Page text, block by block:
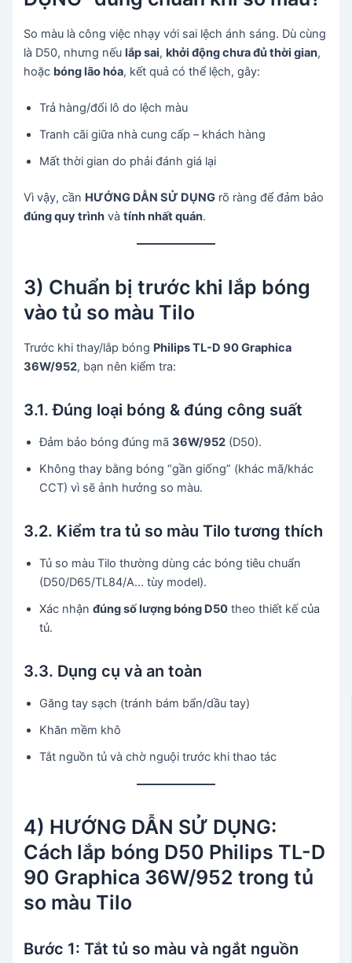
So màu là công việc nhạy với sai lệch ánh sáng. Dù cùng
là D50, nhưng nếu lắp sai, khởi động chưa đủ thời gian,
hoặc bóng lão hóa, kết quả có thể lệch, gây:
Trả hàng/đổi lô do lệch màu
Tranh cãi giữa nhà cung cấp – khách hàng
Mất thời gian do phải đánh giá lại
Vì vậy, cần HƯỚNG DẪN SỬ DỤNG rõ ràng để đảm bảo
đúng quy trình vàtính nhất quán.
3) Chuẩn bị trước khi lắp bóng
vào tủ so màu Tilo
Trước khi thay/lắp bóng Philips TL-D 90 Graphica
36W/952, bạn nên kiểm tra:
3.1. Đúng loại bóng & đúng công suất
Đảm bảo bóng đúng mã36W/952 (D50).
Không thay bằng bóng “gần giống” (khác mã/khác
CCT) vì sẽ ảnh hưởng so màu.
3.2. Kiểm tra tủ so màu Tilo tương thích
Tủ so màu Tilo thường dùng các bóng tiêu chuẩn
(D50/D65/TL84/A… tùy model).
Xác nhậnđúng số lượng bóng D50 theo thiết kế của
tủ.
3.3. Dụng cụ và an toàn
Găng tay sạch (tránh bám bẩn/dầu tay)
Khăn mềm khô
Tắt nguồn tủ và chờ nguội trước khi thao tác
4) HƯỚNG DẪN SỬ DỤNG:
Cách lắp bóng D50 Philips TL-D
90 Graphica 36W/952 trong tủ
so màu Tilo
Bước 1: Tắt tủ so màu và ngắt nguồn